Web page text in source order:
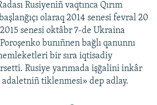
Rusiyeniñ vaqtınca Qırım
olaraq 2014 senesi fevral 20
senesi oktâbr 7-de Ukraina
bunıñnen bağlı qanunnı
bir sıra iqtisadiy
Rusiye yarımada işğalini inkâr
tiklenmesi» dep adlay.